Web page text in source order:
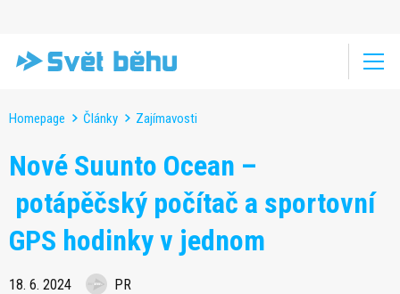
Homepage Články Zajímavosti
Nové Suunto Ocean –
potápěčský počítač a sportovní
GPS hodinky v jednom
18. 6. 2024 PR